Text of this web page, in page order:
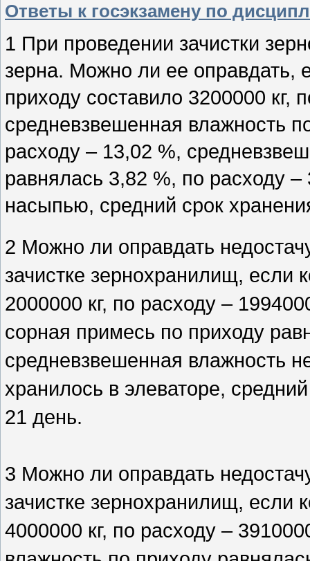
Ответы к госэкзамену по
1 При проведении зачистки
зерна. Можно ли ее оправдать,
приходу составило 3200000 кг,
средневзвешенная влажность
расходу – 13,02 %,
равнялась 3,82 %, по расходу
насыпью, средний срок
2 Можно ли оправдать
зачистке зернохранилищ, если
2000000 кг, по расходу –
сорная примесь по приходу
средневзвешенная влажность
хранилось в элеваторе,
21 день.
3 Можно ли оправдать
зачистке зернохранилищ, если
4000000 кг, по расходу –